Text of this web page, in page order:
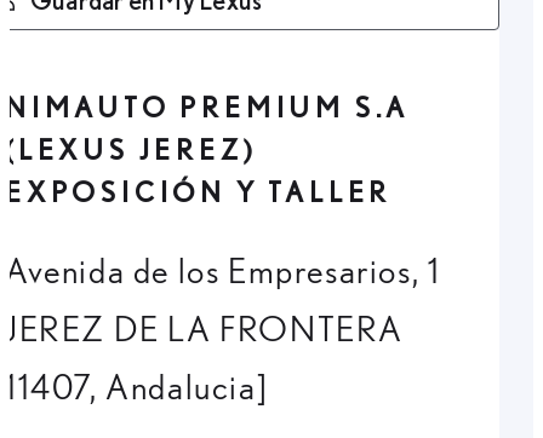
NIMAUTO PREMIUM S.A
(LEXUS JEREZ)
EXPOSICIÓN Y TALLER
Avenida de los Empresarios, 1
JEREZ DE LA FRONTERA
11407, Andalucia]